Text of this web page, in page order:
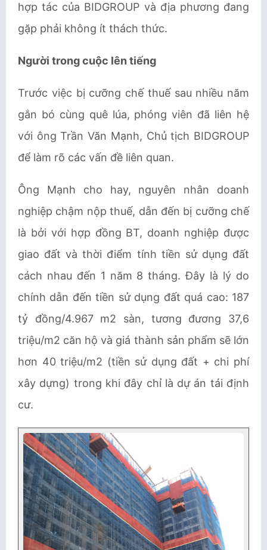
hợp tác của BIDGROUP và địa phương đang
gặp phải không ít thách thức.
Người trong cuộc lên tiếng
Trước việc bị cưỡng chế thuế sau nhiều năm
gắn bó cùng quê lúa, phóng viên đã liên hệ
với ông Trần Văn Mạnh, Chủ tịch BIDGROUP
để làm rõ các vấn đề liên quan.
Ông Mạnh cho hay, nguyên nhân doanh
nghiệp chậm nộp thuế, dẫn đến bị cưỡng chế
là bởi với hợp đồng BT, doanh nghiệp được
giao đất và thời điểm tính tiền sử dụng đất
cách nhau đến 1 năm 8 tháng. Đây là lý do
chính dẫn đến tiền sử dụng đất quá cao: 187
tỷ đồng/4.967 m2 sàn, tương đương 37,6
triệu/m2 căn hộ và giá thành sản phẩm sẽ lớn
hơn 40 triệu/m2 (tiền sử dụng đất + chi phí
xây dựng) trong khi đây chỉ là dự án tái định
cư.